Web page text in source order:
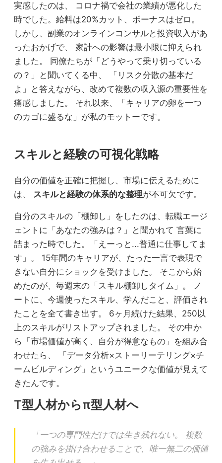
実感したのは、 コロナ禍で会社の業績が悪化した
時でした。給料は20%カット、ボーナスはゼロ。
しかし、副業のオンラインコンサルと投資収入があ
ったおかげで、 家計への影響は最小限に抑えられ
ました。 同僚たちが「どうやって乗り切っている
の？」と聞いてくる中、 「リスク分散の基本だ
よ」と答えながら、改めて複数の収入源の重要性を
痛感しました。 それ以来、「キャリアの卵を一つ
のカゴに盛るな」が私のモットーです。
スキルと経験の可視化戦略
自分の価値を正確に把握し、市場に伝えるために
は、 スキルと経験の体系的な整理が不可欠です。
自分のスキルの「棚卸し」をしたのは、転職エージ
ェントに「あなたの強みは？」と聞かれて 言葉に
詰まった時でした。「えーっと...普通に仕事してま
す」。 15年間のキャリアが、たった一言で表現で
きない自分にショックを受けました。 そこから始
めたのが、毎週末の「スキル棚卸しタイム」。 ノ
ートに、今週使ったスキル、学んだこと、評価され
たことを全て書き出す。 6ヶ月続けた結果、250以
上のスキルがリストアップされました。 その中か
ら「市場価値が高く、自分が得意なもの」を組み合
わせたら、 「データ分析×ストーリーテリング×チ
ームビルディング」というユニークな価値が見えて
きたんです。
T型人材からπ型人材へ
「一つの専門性だけでは生き残れない。 複数
の強みを掛け合わせることで、唯一無二の価値